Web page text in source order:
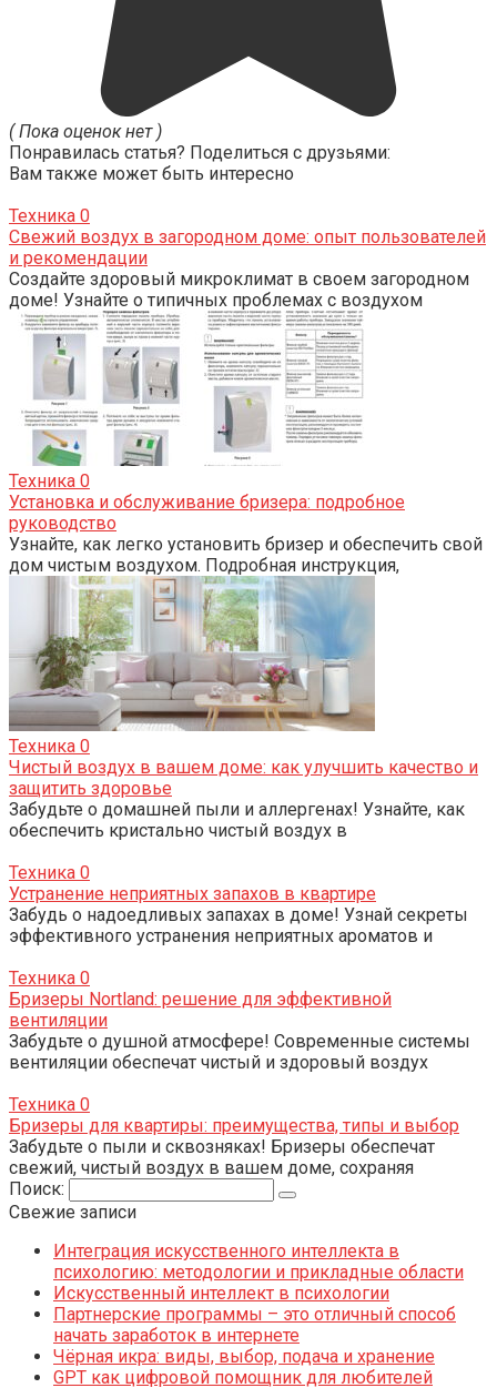
( Пока оценок нет )
Понравилась статья? Поделиться с друзьями:
Вам также может быть интересно
Техника 0
Свежий воздух в загородном доме: опыт пользователей
и рекомендации
Создайте здоровый микроклимат в своем загородном
доме! Узнайте о типичных проблемах с воздухом
Техника 0
Установка и обслуживание бризера: подробное
руководство
Узнайте, как легко установить бризер и обеспечить свой
дом чистым воздухом. Подробная инструкция,
Техника 0
Чистый воздух в вашем доме: как улучшить качество и
защитить здоровье
Забудьте о домашней пыли и аллергенах! Узнайте, как
обеспечить кристально чистый воздух в
Техника 0
Устранение неприятных запахов в квартире
Забудь о надоедливых запахах в доме! Узнай секреты
эффективного устранения неприятных ароматов и
Техника 0
Бризеры Nortland: решение для эффективной
вентиляции
Забудьте о душной атмосфере! Современные системы
вентиляции обеспечат чистый и здоровый воздух
Техника 0
Бризеры для квартиры: преимущества, типы и выбор
Забудьте о пыли и сквозняках! Бризеры обеспечат
свежий, чистый воздух в вашем доме, сохраняя
Поиск:
Свежие записи
Интеграция искусственного интеллекта в
психологию: методологии и прикладные области
Искусственный интеллект в психологии
Партнерские программы – это отличный способ
начать заработок в интернете
Чёрная икра: виды, выбор, подача и хранение
GPT как цифровой помощник для любителей